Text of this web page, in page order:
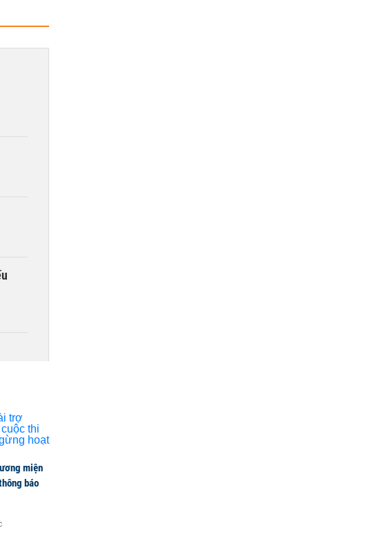
miện
báo